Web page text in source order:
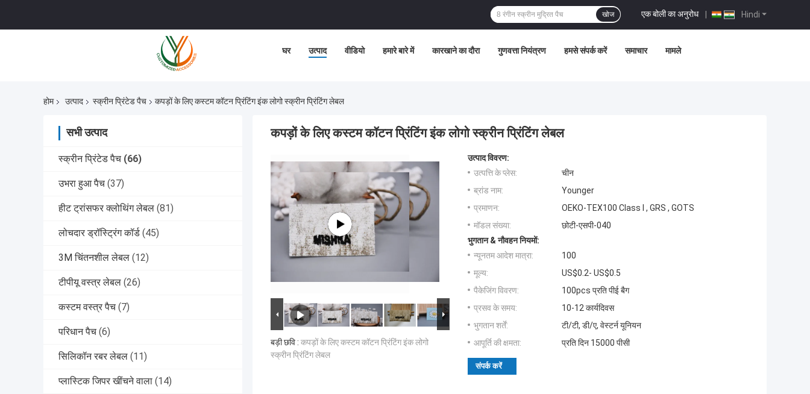
Hindi
एक बोली का अनुरोध |
खोज
घर उत्पाद वीडियो हमारे बारे में कारखाने का दौरा गुणवत्ता नियंत्रण हमसे संपर्क करें समाचार मामले
होम उत्पाद स्क्रीन प्रिंटेड पैच कपड़ों के लिए कस्टम कॉटन प्रिंटिंग इंक लोगो स्क्रीन प्रिंटिंग लेबल
सभी उत्पाद
स्क्रीन प्रिंटेड पैच (66)
उभरा हुआ पैच (37)
हीट ट्रांसफर क्लोथिंग लेबल (81)
लोचदार ड्रॉस्ट्रिंग कॉर्ड (45)
3M चिंतनशील लेबल (12)
टीपीयू वस्त्र लेबल (26)
कस्टम वस्त्र पैच (7)
परिधान पैच (6)
सिलिकॉन रबर लेबल (11)
प्लास्टिक जिपर खींचने वाला (14)
कपड़ों के लिए कस्टम कॉटन प्रिंटिंग इंक लोगो स्क्रीन प्रिंटिंग लेबल
बड़ी छवि : कपड़ों के लिए कस्टम कॉटन प्रिंटिंग इंक लोगो
स्क्रीन प्रिंटिंग लेबल
उत्पाद विवरण:
उत्पत्ति के प्लेस:
चीन
ब्रांड नाम:
Younger
प्रमाणन:
OEKO-TEX100 Class I , GRS , GOTS
मॉडल संख्या:
छोटी-एसपी-040
भुगतान & नौवहन नियमों:
न्यूनतम आदेश मात्रा:
100
मूल्य:
US$0.2- US$0.5
पैकेजिंग विवरण:
100pcs प्रति पीई बैग
प्रसव के समय:
10-12 कार्यदिवस
भुगतान शर्तें:
टी/टी, डी/ए, वेस्टर्न यूनियन
आपूर्ति की क्षमता:
प्रति दिन 15000 पीसी
संपर्क करें